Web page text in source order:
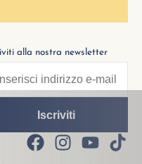
alla nostra newsletter